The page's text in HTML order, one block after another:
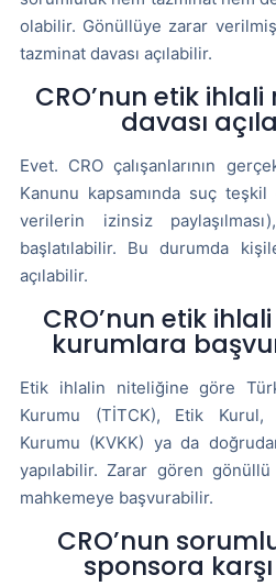
olabilir. Gönüllüye zarar
tazminat davası açılabilir.
CRO’nun etik
davası
Evet. CRO çalışanlarının
Kanunu kapsamında suç
verilerin izinsiz
başlatılabilir. Bu durumda
açılabilir.
CRO’nun etik
kurumlara
Etik ihlalin niteliğine göre
Kurumu (TİTCK), Etik
Kurumu (KVKK) ya da
yapılabilir. Zarar gören
mahkemeye başvurabilir.
CRO’nun
sponsora